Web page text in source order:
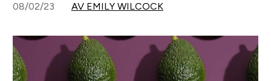
08/02/23 AV EMILY WILCOCK